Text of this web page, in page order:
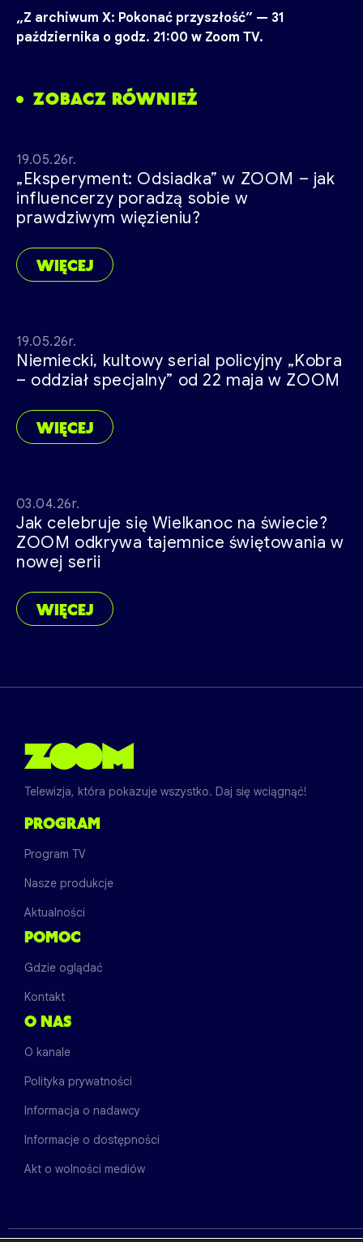
„Z archiwum X: Pokonać przyszłość” — 31
października o godz. 21:00 w Zoom TV.
ZOBACZ RÓWNIEŻ
19.05.26r.
„Eksperyment: Odsiadka” w ZOOM – jak
influencerzy poradzą sobie w
prawdziwym więzieniu?
WIĘCEJ
19.05.26r.
Niemiecki, kultowy serial policyjny „Kobra
– oddział specjalny” od 22 maja w ZOOM
WIĘCEJ
03.04.26r.
Jak celebruje się Wielkanoc na świecie?
ZOOM odkrywa tajemnice świętowania w
nowej serii
WIĘCEJ
Telewizja, która pokazuje wszystko. Daj się wciągnąć!
PROGRAM
Program TV
Nasze produkcje
Aktualności
POMOC
Gdzie oglądać
Kontakt
O NAS
O kanale
Polityka prywatności
Informacja o nadawcy
Informacje o dostępności
Akt o wolności mediów